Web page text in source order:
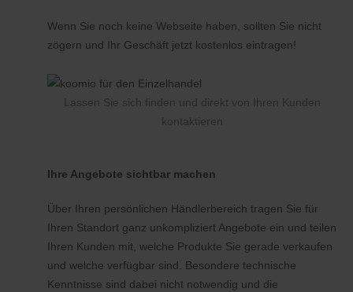
Wenn Sie noch keine Webseite haben, sollten Sie nicht
zögern und Ihr Geschäft jetzt kostenlos eintragen!
Lassen Sie sich finden und direkt von Ihren Kunden
kontaktieren
Ihre Angebote sichtbar machen
Über Ihren persönlichen Händlerbereich tragen Sie für
Ihren Standort ganz unkompliziert Angebote ein und teilen
Ihren Kunden mit, welche Produkte Sie gerade verkaufen
und welche verfügbar sind. Besondere technische
Kenntnisse sind dabei nicht notwendig und die